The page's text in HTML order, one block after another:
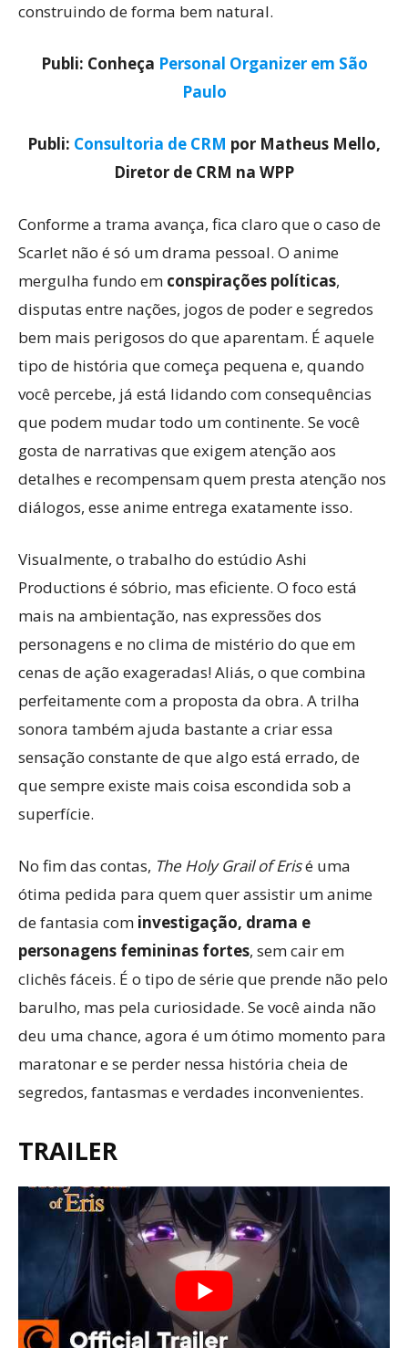
construindo de forma bem natural.
Publi: Conheça Personal Organizer em São
Paulo
Publi: Consultoria de CRM por Matheus Mello,
Diretor de CRM na WPP
Conforme a trama avança, fica claro que o caso de
Scarlet não é só um drama pessoal. O anime
mergulha fundo em conspirações políticas,
disputas entre nações, jogos de poder e segredos
bem mais perigosos do que aparentam. É aquele
tipo de história que começa pequena e, quando
você percebe, já está lidando com consequências
que podem mudar todo um continente. Se você
gosta de narrativas que exigem atenção aos
detalhes e recompensam quem presta atenção nos
diálogos, esse anime entrega exatamente isso.
Visualmente, o trabalho do estúdio Ashi
Productions é sóbrio, mas eficiente. O foco está
mais na ambientação, nas expressões dos
personagens e no clima de mistério do que em
cenas de ação exageradas! Aliás, o que combina
perfeitamente com a proposta da obra. A trilha
sonora também ajuda bastante a criar essa
sensação constante de que algo está errado, de
que sempre existe mais coisa escondida sob a
superfície.
No fim das contas, The Holy Grail of Erisé uma
ótima pedida para quem quer assistir um anime
de fantasia com investigação, drama e
personagens femininas fortes, sem cair em
clichês fáceis. É o tipo de série que prende não pelo
barulho, mas pela curiosidade. Se você ainda não
deu uma chance, agora é um ótimo momento para
maratonar e se perder nessa história cheia de
segredos, fantasmas e verdades inconvenientes.
TRAILER